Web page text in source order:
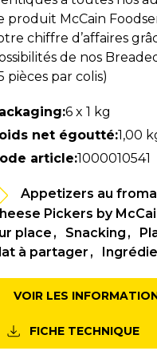
produit McCain
chiffre d’affaires
de nos
pièces par colis)
6 x 1 kg
net égoutté:1,00
article:1000010541
Appetizers au
Pickers by
place
Snacking
à partager
VOIR LES
FICHE TECHNIQUE